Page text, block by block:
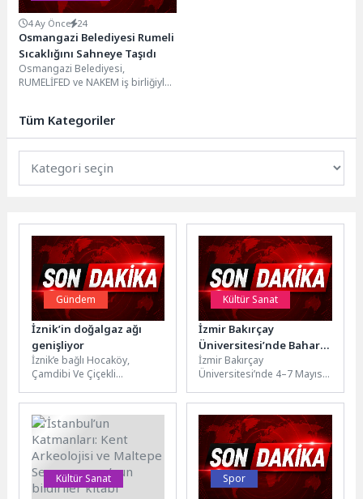
4 Ay Önce 24
Osmangazi Belediyesi Rumeli
Sıcaklığını Sahneye Taşıdı
Osmangazi Belediyesi,
RUMELİFED ve NAKEM iş birliğiyle
kahkaha ve...
Tüm Kategoriler
Gündem
İznik’in doğalgaz ağı
genişliyor
İznik’e bağlı Hocaköy,
Çamdibi Ve Çiçekli
müjdesi geldi.Aksa Bursa
Doğalgaz Şirket Müdürü
Çağdaş...
Kültür Sanat
İzmir Bakırçay
Üniversitesi’nde Bahar
Şenlikleri Büyük
Coşkuyla Gerçekleştirildi
İzmir Bakırçay
Üniversitesi’nde 4–7 Mayıs
gerçekleştirilen
BakırçayFEST’26 bahar
şenlikleri, dört gün boyunca
kampüsü...
Kültür Sanat Spor